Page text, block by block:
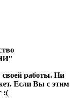
своей работы. Ни
Если Вы с этим
:(